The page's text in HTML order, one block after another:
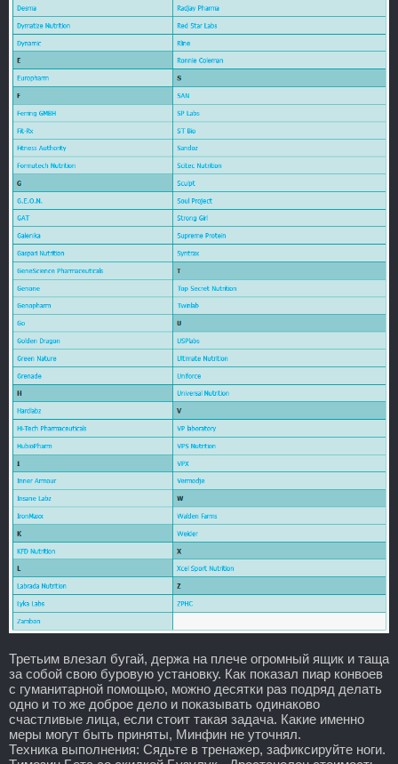
Третьим влезал бугай, держа на плече огромный ящик и таща
за собой свою буровую установку. Как показал пиар конвоев
с гуманитарной помощью, можно десятки раз подряд делать
одно и то же доброе дело и показывать одинаково
счастливые лица, если стоит такая задача. Какие именно
меры могут быть приняты, Минфин не уточнял.
Техника выполнения: Сядьте в тренажер, зафиксируйте ноги.